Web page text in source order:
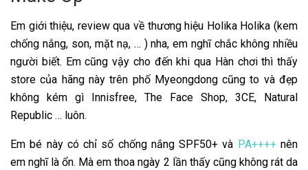
Em giới thiệu, review qua về thương hiệu Holika Holika (kem
chống nắng, son, mặt nạ, … ) nha, em nghĩ chắc không nhiều
người biết. Em cũng vậy cho đến khi qua Hàn chơi thì thấy
store của hãng này trên phố Myeongdong cũng to và đẹp
không kém gì Innisfree, The Face Shop, 3CE, Natural
Republic … luôn.
Em bé này có chỉ số chống nắng SPF50+ và PA++++ nên
em nghĩ là ổn. Mà em thoa ngày 2 lần thấy cũng không rát da